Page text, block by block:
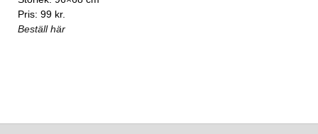
Pris: 99 kr.
Beställ här